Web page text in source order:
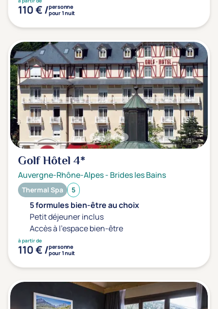
110 € /personne
pour 1 nuit
Golf Hôtel4*
Auvergne-Rhône-Alpes- Brides les Bains
Thermal Spa 5
5 formules bien-être au choix
Petit déjeuner inclus
Accès à l'espace bien-être
à partir de
110 € /personne
pour 1 nuit